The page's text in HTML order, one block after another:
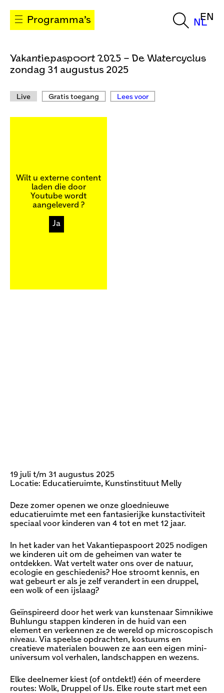
Programma’s NL
EN
Vakantiepaspoort 2025 – De Watercyclus
zondag 31 augustus 2025
Live Gratis toegang Lees voor
Wilt u externe content
laden die door
Youtube wordt
aangeleverd ?
Ja
19 juli t/m 31 augustus 2025
Locatie: Educatieruimte, Kunstinstituut Melly
Deze zomer openen we onze gloednieuwe
educatieruimte met een fantasierijke kunstactiviteit
speciaal voor kinderen van 4 tot en met 12 jaar.
In het kader van het Vakantiepaspoort 2025 nodigen
we kinderen uit om de geheimen van water te
ontdekken. Wat vertelt water ons over de natuur,
ecologie en geschiedenis? Hoe stroomt kennis, en
wat gebeurt er als je zelf verandert in een druppel,
een wolk of een ijslaag?
Geïnspireerd door het werk van kunstenaar Simnikiwe
Buhlungu stappen kinderen in de huid van een
element en verkennen ze de wereld op microscopisch
niveau. Via speelse opdrachten, kostuums en
creatieve materialen bouwen ze aan een eigen mini-
universum vol verhalen, landschappen en wezens.
Elke deelnemer kiest (of ontdekt!) één of meerdere
routes: Wolk, Druppel of IJs. Elke route start met een